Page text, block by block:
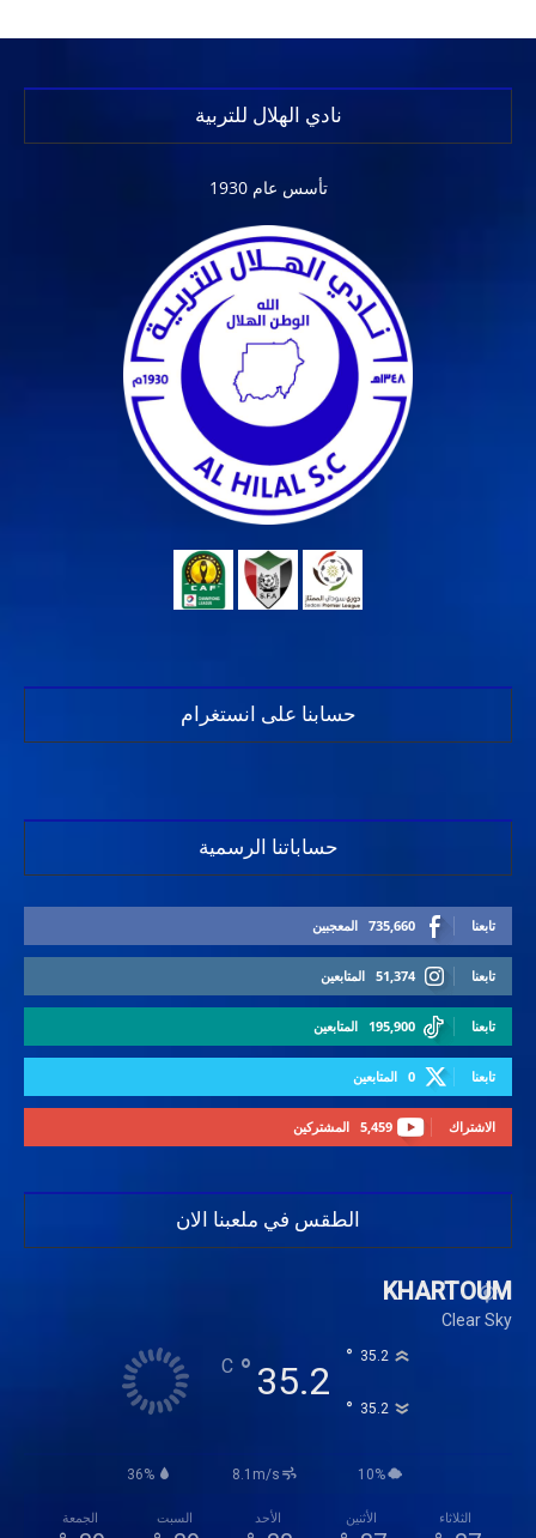
نادي الهلال للتربية
تأسس عام 1930
حسابنا على انستغرام
حساباتنا الرسمية
735,660 المعجبين تابعنا
51,374 المتابعين تابعنا
195,900 المتابعين تابعنا
0 المتابعين تابعنا
5,459 المشتركين الاشتراك
الطقس في ملعبنا الان
KHARTOUM
Clear Sky
35.2
°
C 35.2
°
35.2
°
36% 8.1m/s 10%
الجمعة السبت الأحد الأثنين الثلاثاء